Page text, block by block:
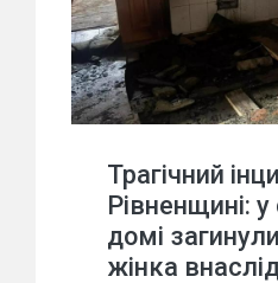
Трагічний
Рівненщині:
домі
жінка